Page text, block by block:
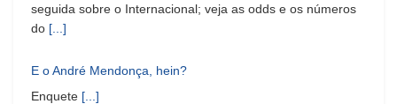
seguida sobre o Internacional; veja as odds e os números
do [...]
E o André Mendonça, hein?
Enquete [...]